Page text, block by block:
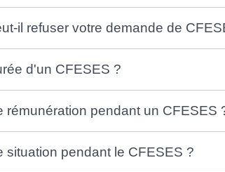
il refuser votre demande de
d'un CFESES ?
rémunération pendant un CFESES
situation pendant le CFESES ?